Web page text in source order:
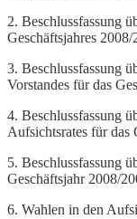
2. Beschlussfassung
Geschäftsjahres 2008/
3. Beschlussfassung
Vorstandes für das
4. Beschlussfassung
Aufsichtsrates für das
5. Beschlussfassung
Geschäftsjahr 2008/
6. Wahlen in den